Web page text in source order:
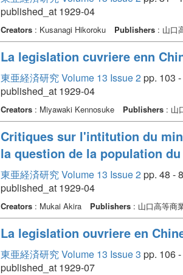
published_at 1929-04
Creators: Kusanagi Hikoroku Publishers: 山口
La legislation cuvriere enn
東亜経済研究 Volume 13 Issue 2pp. 103 -
published_at 1929-04
Creators: Miyawaki Kennosuke Publishers: 山
Critiques sur l'intitution du
la question de la population
東亜経済研究 Volume 13 Issue 2pp. 48 -
published_at 1929-04
Creators: Mukai Akira Publishers: 山口高等商
La legislation ouvriere en
東亜経済研究 Volume 13 Issue 3 pp. 106
published_at 1929-07